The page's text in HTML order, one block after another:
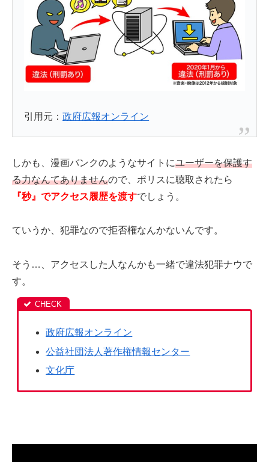
引用元：政府広報オンライン
しかも、漫画バンクのようなサイトにユーザーを保護す
る力なんてありませんので、ポリスに聴取されたら
『秒』でアクセス履歴を渡すでしょう。
ていうか、犯罪なので拒否権なんかないんです。
そう…、アクセスした人なんかも一緒で違法犯罪ナウで
す。
政府広報オンライン
公益社団法人著作権情報センター
文化庁